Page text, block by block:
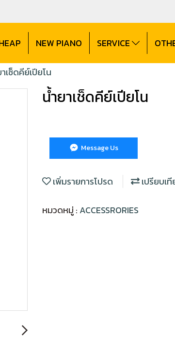
NEW PIANO SERVICE
เช็ดคีย์เปียโน
น้ำยาเช็ดคีย์เปียโน
Message Us
เพิ่มรายการโปรด เปรียบเ
หมวดหมู่ : ACCESSRORIES